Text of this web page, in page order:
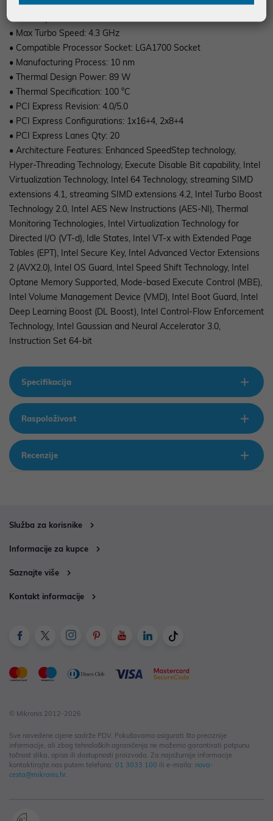
• Cache Memory Details: L3 - Smart Cache - 12 MBm, L2 - 5 MB
• Clock Speed: 3.3 GHz
• Max Turbo Speed: 4.3 GHz
• Compatible Processor Socket: LGA1700 Socket
• Manufacturing Process: 10 nm
• Thermal Design Power: 89 W
• Thermal Specification: 100 °C
• PCI Express Revision: 4.0/5.0
• PCI Express Configurations: 1x16+4, 2x8+4
• PCI Express Lanes Qty: 20
• Architecture Features: Enhanced SpeedStep technology,
Hyper-Threading Technology, Execute Disable Bit capability, Intel
Virtualization Technology, Intel 64 Technology, streaming SIMD
extensions 4.1, streaming SIMD extensions 4.2, Intel Turbo Boost
Technology 2.0, Intel AES New Instructions (AES-NI), Thermal
Monitoring Technologies, Intel Virtualization Technology for
Directed I/O (VT-d), Idle States, Intel VT-x with Extended Page
Tables (EPT), Intel Secure Key, Intel Advanced Vector Extensions
2 (AVX2.0), Intel OS Guard, Intel Speed Shift Technology, Intel
Optane Memory Supported, Mode-based Execute Control (MBE),
Intel Volume Management Device (VMD), Intel Boot Guard, Intel
Deep Learning Boost (DL Boost), Intel Control-Flow Enforcement
Technology, Intel Gaussian and Neural Accelerator 3.0,
Instruction Set 64-bit
Specifikacija
Raspoloživost
Recenzije
Služba za korisnike
Informacije za kupce
Saznajte više
Kontakt informacije
© Mikronis 2012-2026
Sve navedene cijene sadrže PDV. Pokušavamo osigurati što preciznije
informacije, ali zbog tehnoloških ograničenja ne možemo garantirati potpunu
točnost slika, opisa ili dostupnosti proizvoda. Za najažurnije informacije
kontaktirajte nas putem telefona: 01 3033 100 ili e-maila: nova-
cesta@mikronis.hr.